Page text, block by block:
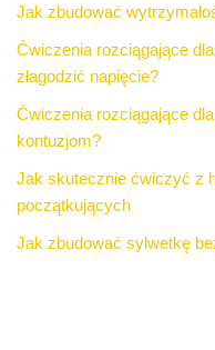
Jak zbudować
Ćwiczenia rozciągające
złagodzić napięcie?
Ćwiczenia rozciągające
kontuzjom?
Jak skutecznie ćwiczyć z
początkujących
Jak zbudować sylwetkę